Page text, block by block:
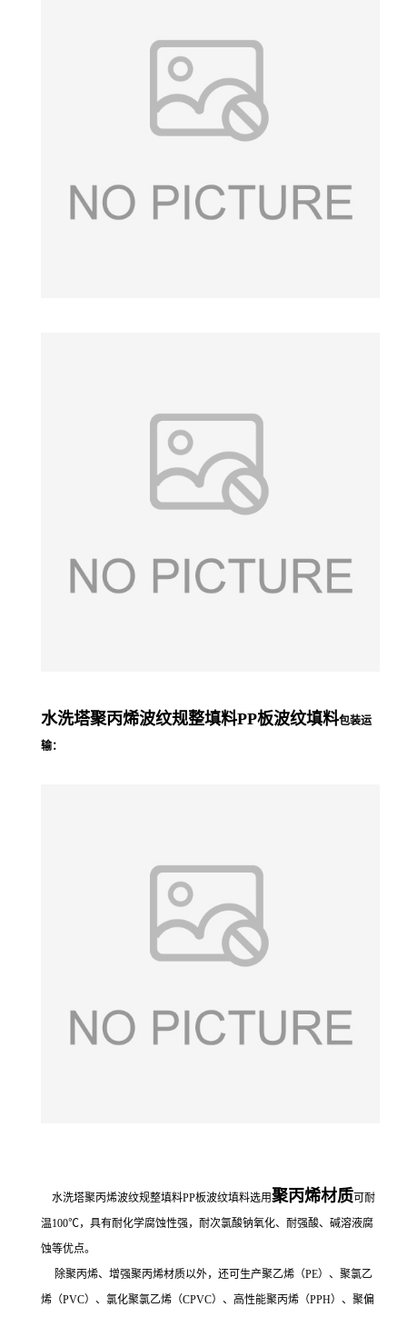
水洗塔聚丙烯波纹规整填料PP板波纹填料包装运
输：
水洗塔聚丙烯波纹规整填料PP板波纹填料选用聚丙烯材质可耐
温100℃，具有耐化学腐蚀性强，耐次氯酸钠氧化、耐强酸、碱溶液腐
蚀等优点。
除聚丙烯、增强聚丙烯材质以外，还可生产聚乙烯（PE）、聚氯乙
烯（PVC）、氯化聚氯乙烯（CPVC）、高性能聚丙烯（PPH）、聚偏